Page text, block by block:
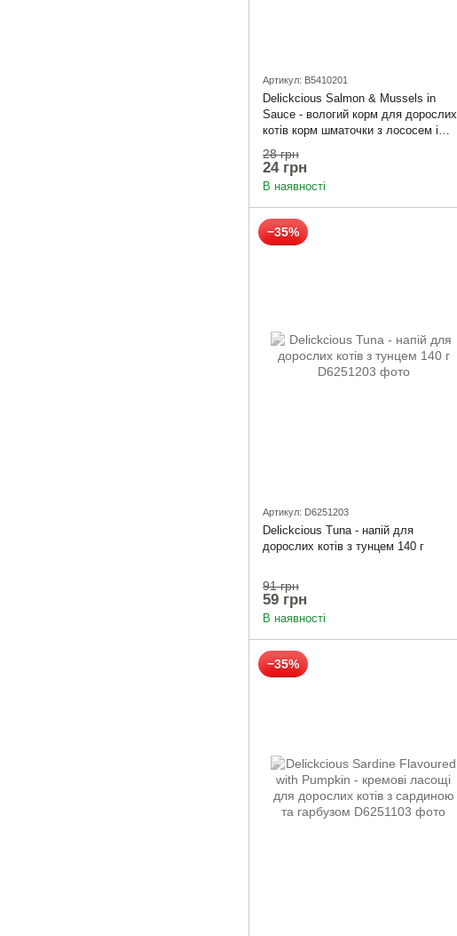
Артикул: B5410201
Delickcious Salmon & Mussels in
Sauce - вологий корм для дорослих
котів корм шматочки з лососем і
28 грн
24 грн
В наявності
−35%
Артикул: D6251203
Delickcious Tuna - напій для
дорослих котів з тунцем 140 г
91 грн
59 грн
В наявності
−35%